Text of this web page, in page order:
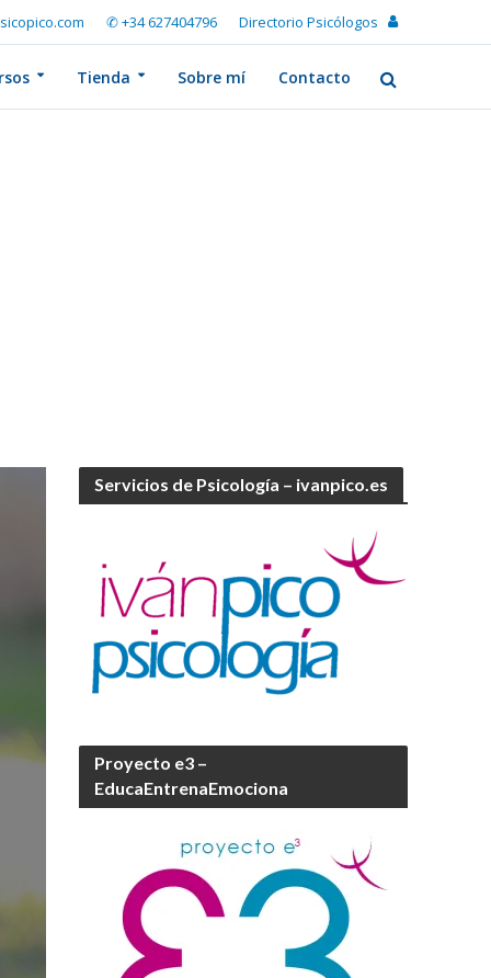
✆ +34 627404796 Directorio Psicólogos
Tienda Sobre mí Contacto
Servicios de Psicología – ivanpico.es
Proyecto e3 –
EducaEntrenaEmociona